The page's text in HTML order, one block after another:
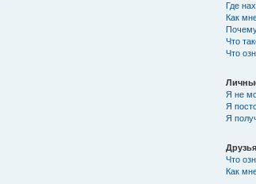
Где
Как
Что
Что
Я не
Я
Я
Что
Как